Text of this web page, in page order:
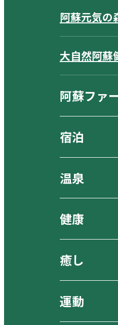
阿蘇元気の
大自然阿蘇
阿蘇ファ
宿泊
温泉
健康
癒し
運動